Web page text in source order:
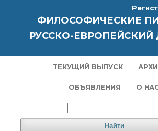
ФИЛОСОФИЧЕСКИЕ
РУССКО-ЕВРОПЕЙСКИЙ
ТЕКУЩИЙ ВЫПУСК
ОБЪЯВЛЕНИЯ О
Найти